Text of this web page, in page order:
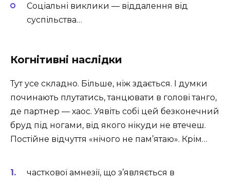
Соціальні виклики — віддалення від
суспільства…
Когнітивні наслідки
Тут усе складно. Більше, ніж здається. І думки
починають плутатись, танцювати в голові танго,
де партнер — хаос. Уявіть собі цей безконечний
бруд під ногами, від якого нікуди не втечеш.
Постійне відчуття «нічого не пам’ятаю». Крім…
часткової амнезії, що з’являється в